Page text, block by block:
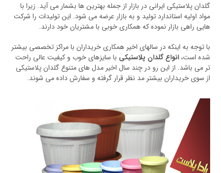
گلدان پلاستیکی ایرانی در بازار از جمله بهترین ها بشمار می آید. زیرا با
مواد اولیه استاندارد تولید و به بازار عرضه می شود. این تولیدات را شرکت
هایی راهی بازار نموده که همکاری خوبی با مشتریان خود دارند.
با توجه به اینکه در سالهای اخیر همکاری خریداران با مراکز تخصصی بیشتر
شده است،انواع گلدان پلاستیکی با سایزهای خوب و کیفیت عالی راحت
تر می باشد. از این رو در چند سال اخیر مدل های متنوع گلدان پلاستیکی
از سوی خریداران بیشتر مد نظر قرار گرفته و سفارش داده می شوند.